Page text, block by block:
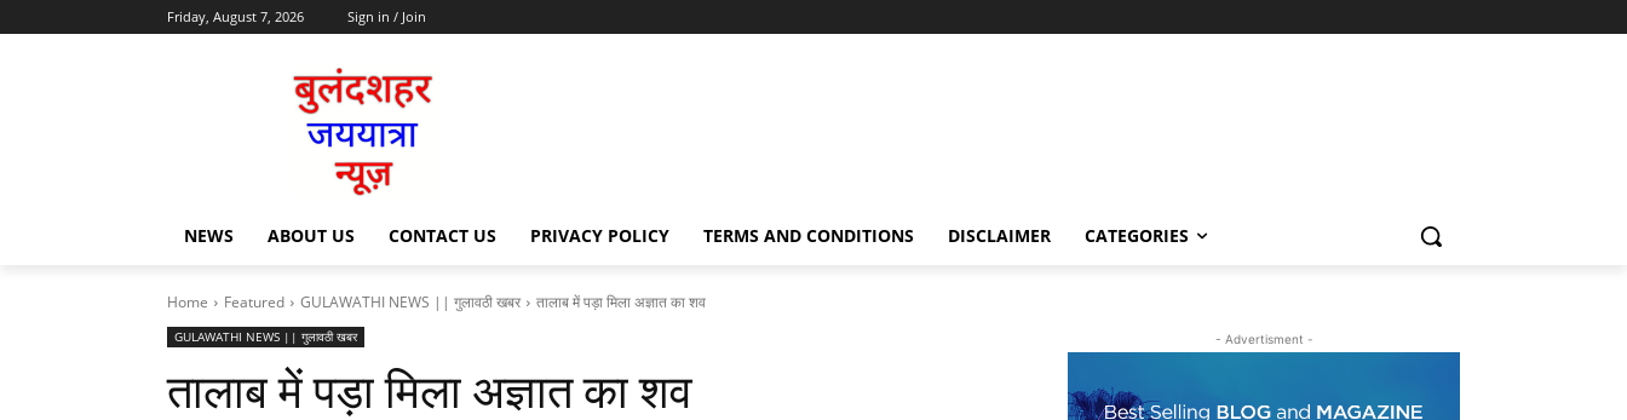
Friday, August 7, 2026 Sign in / Join
NEWS ABOUT US CONTACT US PRIVACY POLICY TERMS AND CONDITIONS DISCLAIMER CATEGORIES
Home Featured GULAWATHI NEWS || गुलावठी खबर तालाब में पड़ा मिला अज्ञात का शव
GULAWATHI NEWS || गुलावठी खबर
तालाब में पड़ा मिला अज्ञात का शव
- Advertisment -